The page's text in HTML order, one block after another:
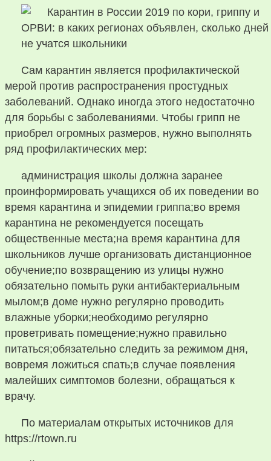
Сам карантин является профилактической
мерой против распространения простудных
заболеваний. Однако иногда этого недостаточно
для борьбы с заболеваниями. Чтобы грипп не
приобрел огромных размеров, нужно выполнять
ряд профилактических мер:
администрация школы должна заранее
проинформировать учащихся об их поведении во
время карантина и эпидемии гриппа;во время
карантина не рекомендуется посещать
общественные места;на время карантина для
школьников лучше организовать дистанционное
обучение;по возвращению из улицы нужно
обязательно помыть руки антибактериальным
мылом;в доме нужно регулярно проводить
влажные уборки;необходимо регулярно
проветривать помещение;нужно правильно
питаться;обязательно следить за режимом дня,
вовремя ложиться спать;в случае появления
малейших симптомов болезни, обращаться к
врачу.
По материалам открытых источников для
https://rtown.ru